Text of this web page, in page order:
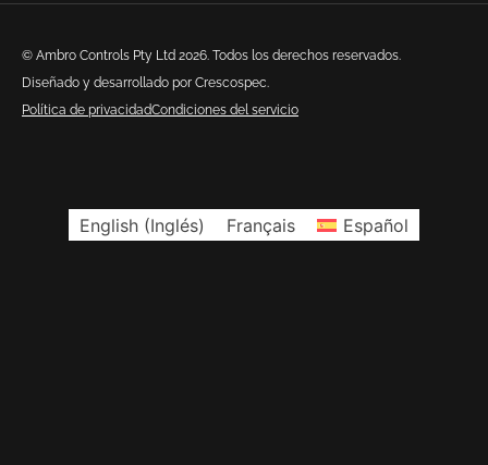
© Ambro Controls Pty Ltd 2026. Todos los derechos reservados.
Diseñado y desarrollado por Crescospec.
Política de privacidadCondiciones del servicio
English(Inglés) Français Español